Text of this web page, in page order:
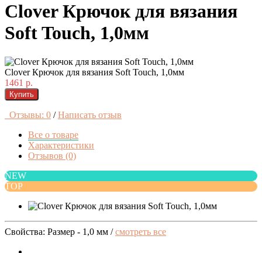
Clover Крючок для вязания
Soft Touch, 1,0мм
Clover Крючок для вязания Soft Touch, 1,0мм
1461 р.
Купить
Отзывы: 0 / Написать отзыв
Все о товаре
Характеристики
Отзывов (0)
NEW
TOP
Свойства: Размер - 1,0 мм /смотреть все